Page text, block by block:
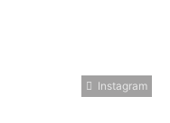
Instagram